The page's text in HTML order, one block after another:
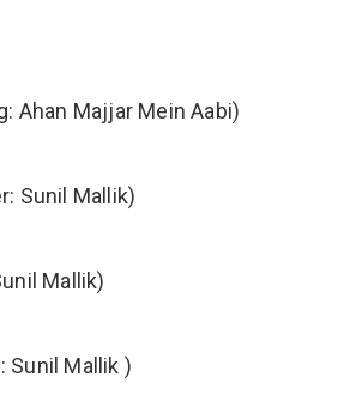
Ahan Majjar Mein Aabi)
Sunil Mallik)
Mallik)
Sunil Mallik )